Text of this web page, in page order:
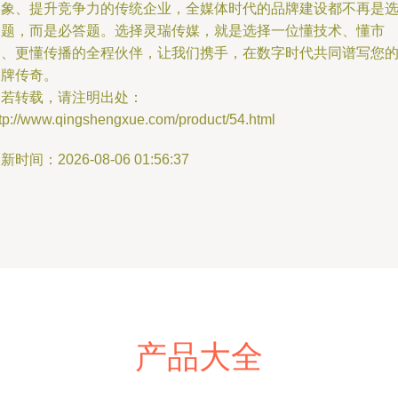
、提升竞争力的传统企业，全媒体时代的品牌建设都不再是选
，而是必答题。选择灵瑞传媒，就是选择一位懂技术、懂市
更懂传播的全程伙伴，让我们携手，在数字时代共同谱写您的
传奇。
转载，请注明出处：
www.qingshengxue.com/product/54.html
时间：2026-08-06 01:56:37
产品大全